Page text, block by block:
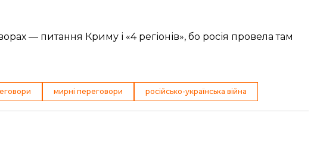
— питання Криму і «4 регіонів», бо росія провела там
мирні переговори російсько-українська війна